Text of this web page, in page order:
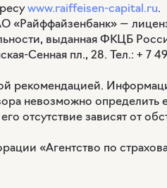
www.raiffeisen-capital.ru.
«Райффайзенбанк» —
выданная ФКЦБ
Сенная пл., 28. Тел.: + 7
рекомендацией.
невозможно определить
отсутствие зависят от
«Агентство по